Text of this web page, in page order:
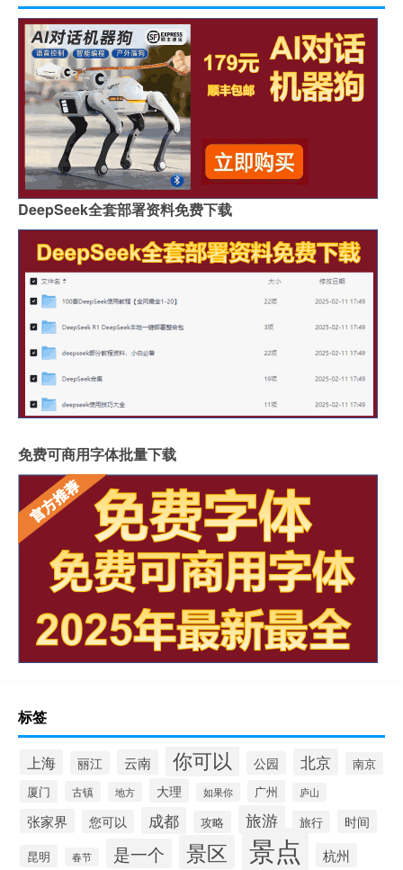
DeepSeek全套部署资料免费下载
免费可商用字体批量下载
标签
上海 丽江 云南 你可以 公园 北京
南京
厦门
古镇 地方 大理 如果你 广州 庐山
张家界 您可以 成都 攻略 旅游 旅行 时间
昆明 春节 是一个 景区 景点 杭州